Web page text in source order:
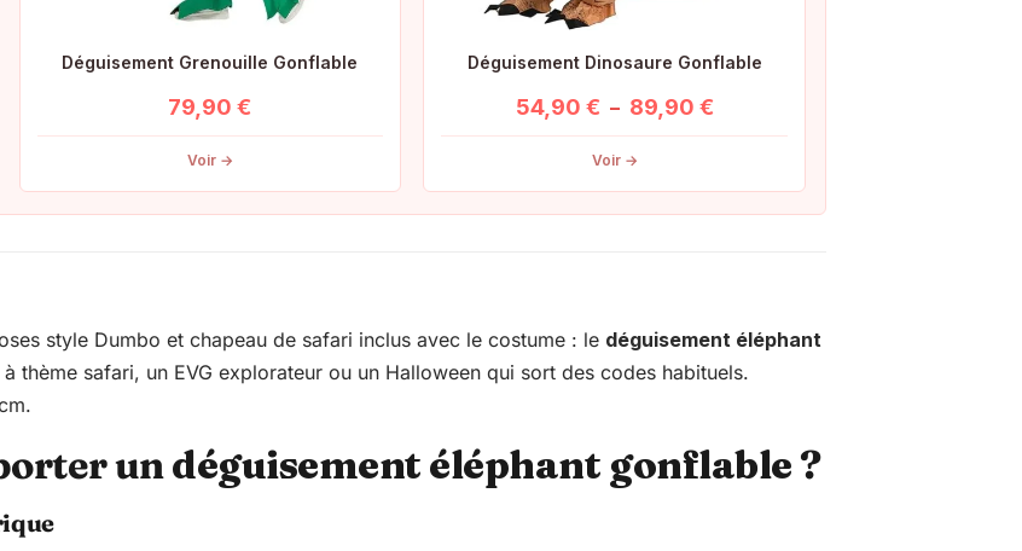
Déguisement Grenouille Gonflable
79,90€
Voir →
Déguisement Dinosaure Gonflable
54,90 € – 89,90 €Plage
de
54,90 €
à
Voir →
style Dumbo et chapeau de safari inclus avec le costume : le déguisement éléphant
thème safari, un EVG explorateur ou un Halloween qui sort des codes habituels.
undéguisement éléphant gonflable ?